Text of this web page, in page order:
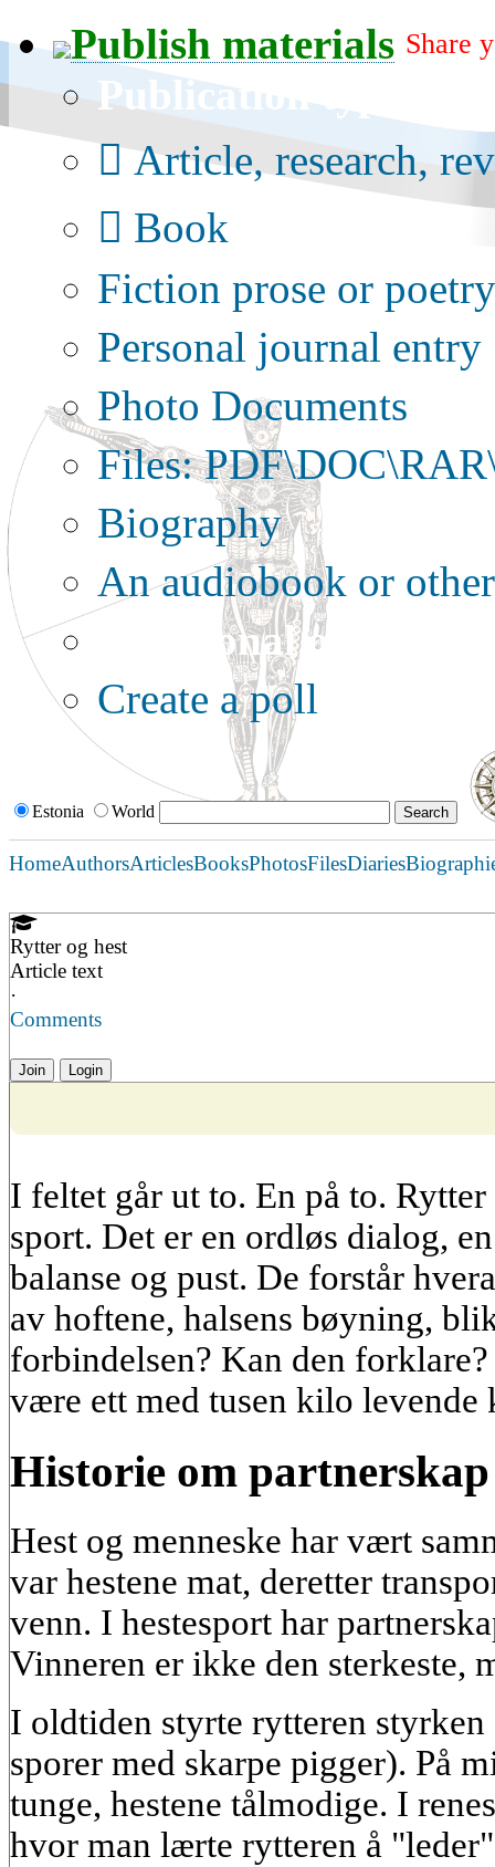
Publish materials Share
Publication type?
Article, research,
Book
Fiction prose or poetry
Personal journal entry
Photo Documents
Files:
Biography
An audiobook or
Additional options:
Create a poll
Estonia World
HomeAuthorsArticlesBooksPhotosFilesDiaries
Rytter og hest
Article text
·
Comments
Join Login
I feltet går ut to. En på to.
sport. Det er en ordløs dialog,
balanse og pust. De forstår
av hoftene, halsens bøyning,
forbindelsen? Kan den
være ett med tusen kilo levende
Historie om partnerskap
Hest og menneske har vært
var hestene mat, deretter
venn. I hestesport har
Vinneren er ikke den sterkeste,
I oldtiden styrte rytteren styrken
sporer med skarpe pigger). På
tunge, hestene tålmodige. I
hvor man lærte rytteren å